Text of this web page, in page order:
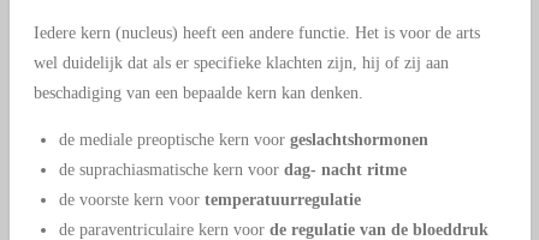
Iedere kern (nucleus) heeft een andere functie. Het is voor de arts
wel duidelijk dat als er specifieke klachten zijn, hij of zij aan
beschadiging van een bepaalde kern kan denken.
de mediale preoptische kern voor geslachtshormonen
de suprachiasmatische kern voor dag- nacht ritme
de voorste kern voortemperatuurregulatie
de paraventriculaire kern voor de regulatie van de bloeddruk